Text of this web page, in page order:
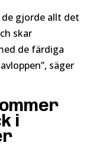
de gjorde allt det
skar
de färdiga
säger
i